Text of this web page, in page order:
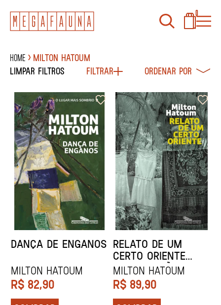
0
Home
MILTON HATOUM
Filtrar
Limpar filtros
DANÇA DE ENGANOS
MILTON HATOUM
R$ 82,90
RELATO DE UM
CERTO ORIENTE
(NOVA EDIÇÃO)
MILTON HATOUM
R$ 89,90